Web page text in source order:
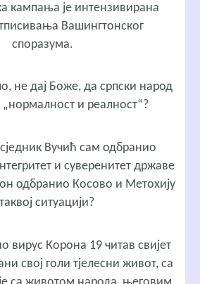
кампања је интензивирана
Вашингтонског
споразума.
не дај Боже, да српски народ
„нормалност и реалност“?
Вучић сам одбранио
и суверенитет државе
одбранио Косово и Метохију
ситуацији?
вирус Корона 19 читав свијет
свој голи тјелесни живот, са